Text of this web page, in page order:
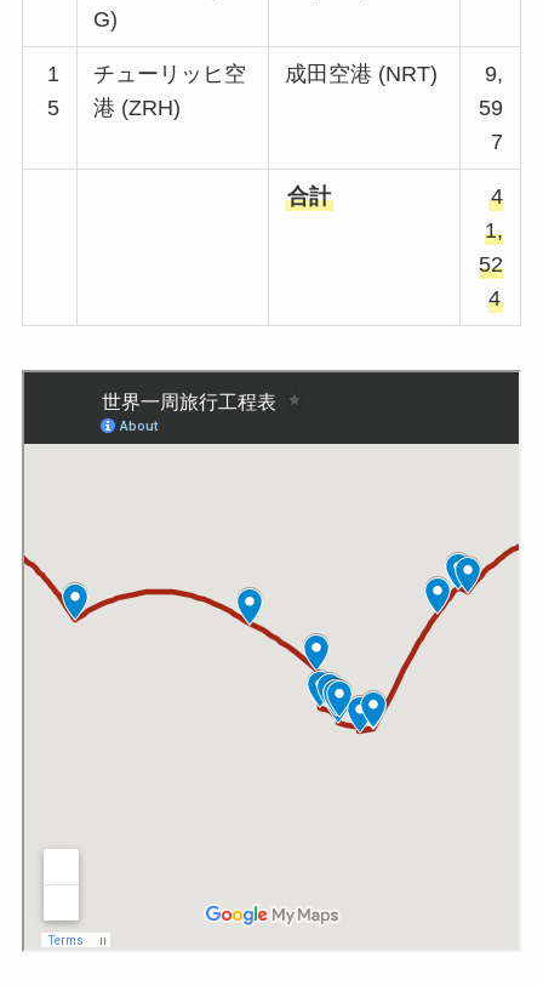
G)
1
5
チューリッヒ空
港 (ZRH)
成田空港 (NRT)
9,
59
7
合計
4
1,
52
4